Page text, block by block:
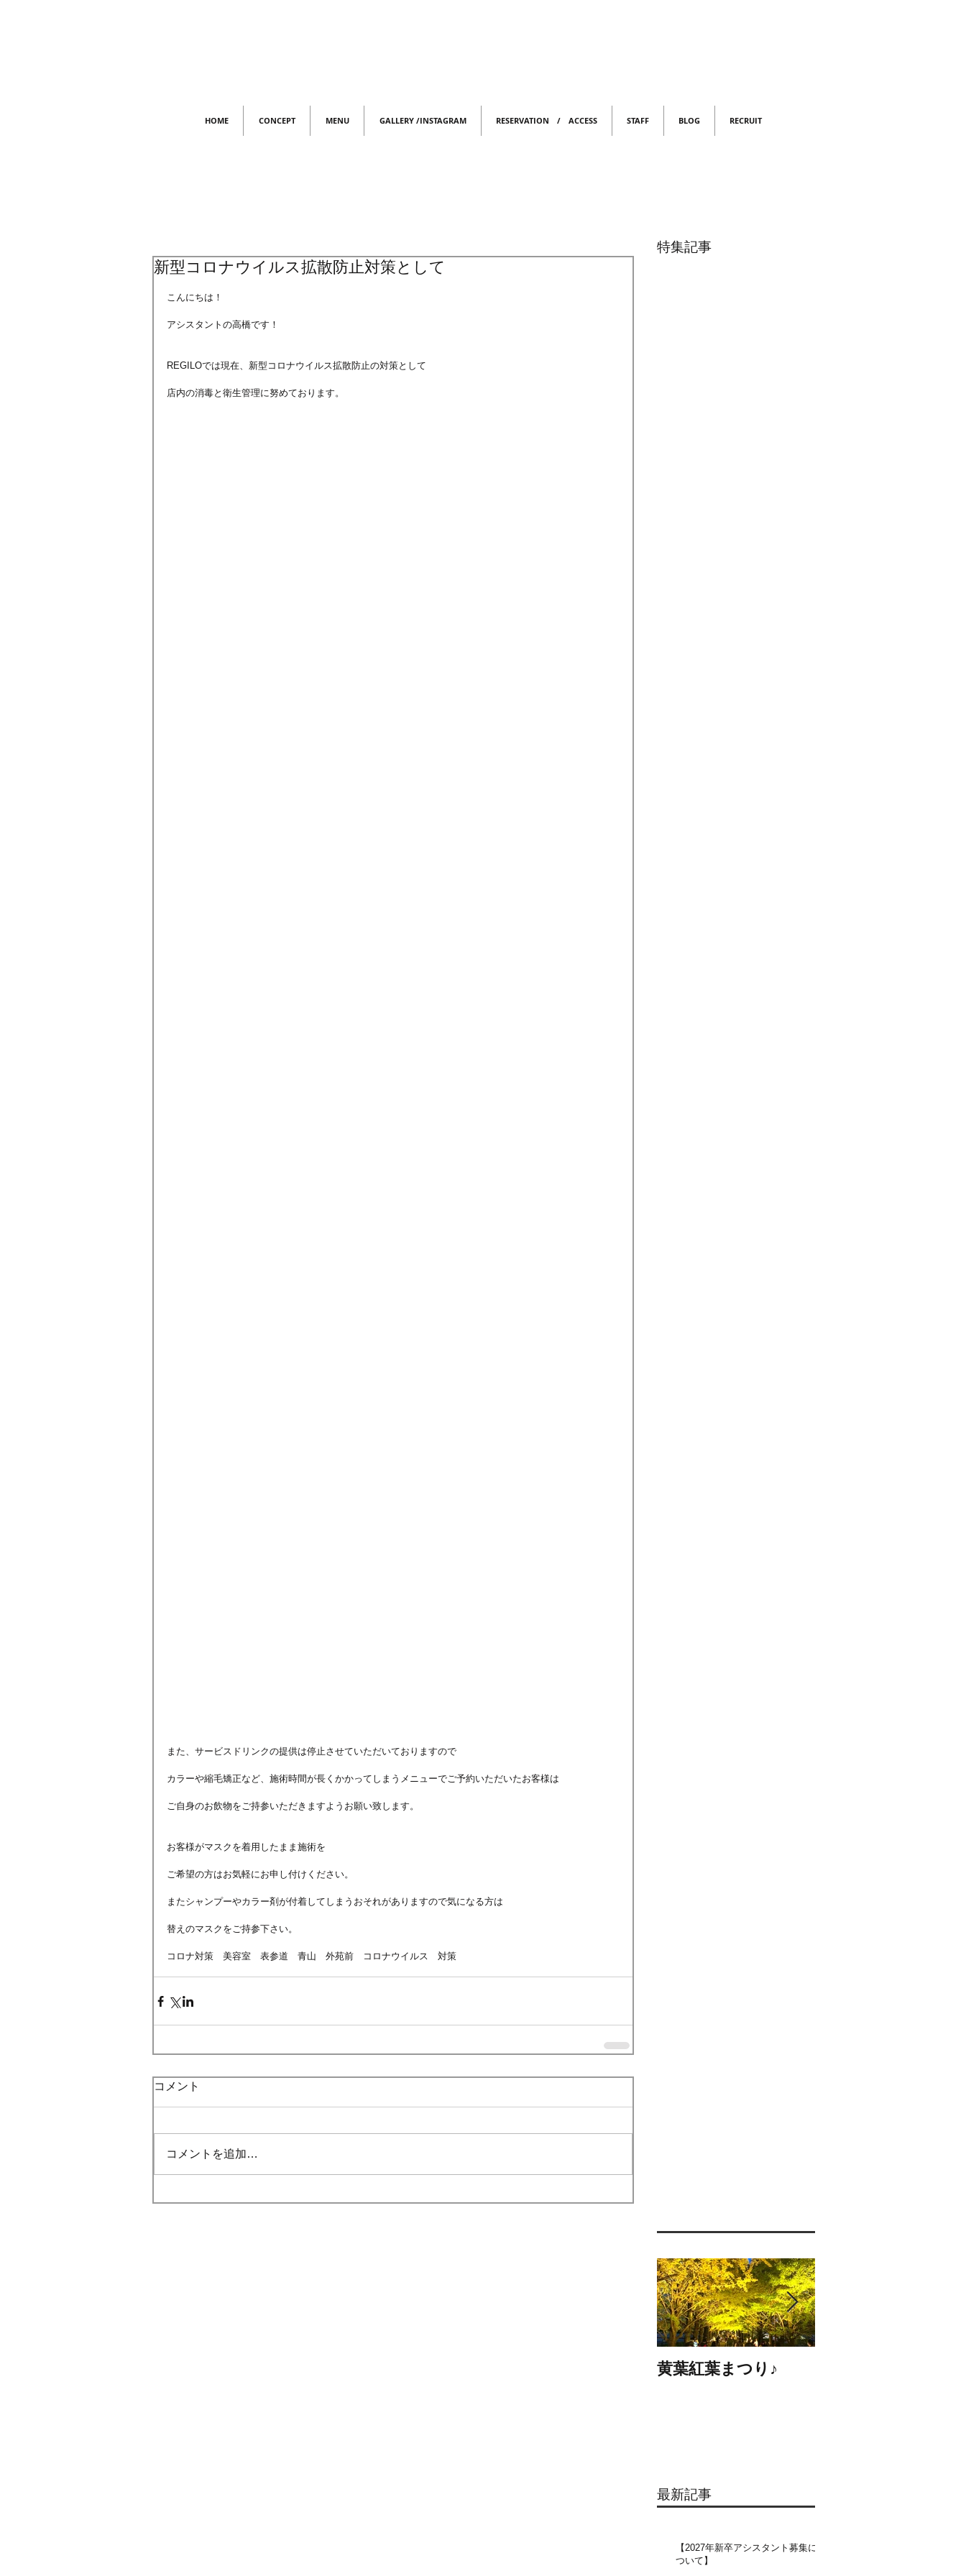
HOME CONCEPT MENU GALLERY /INSTAGRAM RESERVATION / ACCESS STAFF BLOG RECRUIT
新型コロナウイルス拡散防止対策として
こんにちは！
アシスタントの高橋です！
REGILOでは現在、新型コロナウイルス拡散防止の対策として
店内の消毒と衛生管理に努めております。
また、サービスドリンクの提供は停止させていただいておりますので
カラーや縮毛矯正など、施術時間が長くかかってしまうメニューでご予約いただいたお客様は
ご自身のお飲物をご持参いただきますようお願い致します。
お客様がマスクを着用したまま施術を
ご希望の方はお気軽にお申し付けください。
またシャンプーやカラー剤が付着してしまうおそれがありますので気になる方は
替えのマスクをご持参下さい。
コロナ対策　美容室　表参道　青山　外苑前　コロナウイルス　対策
コメント
コメントを追加…
特集記事
黄葉紅葉まつり♪
最新記事
【2027年新卒アシスタント募集に
ついて】​​